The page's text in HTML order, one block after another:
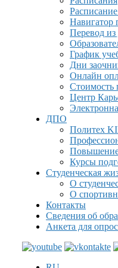
Навигатор
Перевод
График
Дни
Онлайн
Стоимость
Центр
ДПО
Политех
Курсы
Студенческая
О
О
Контакты
Сведения об
Анкета для